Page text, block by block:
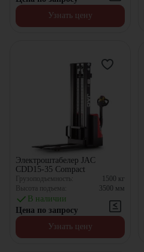
Узнать цену
Электроштабелер JAC
CDD15-35 Compact
Грузоподъемность: 1500 кг
Высота подъема:
3500 мм
В наличии
Цена по запросу
Узнать цену